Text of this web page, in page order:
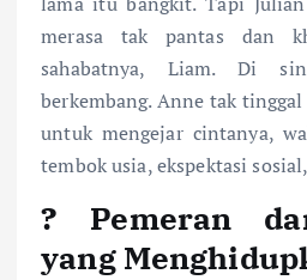
merasa tak pantas dan
sahabatnya, Liam. Di
berkembang. Anne tak
untuk mengejar cintanya,
tembok usia, ekspektasi
? Pemeran
yang